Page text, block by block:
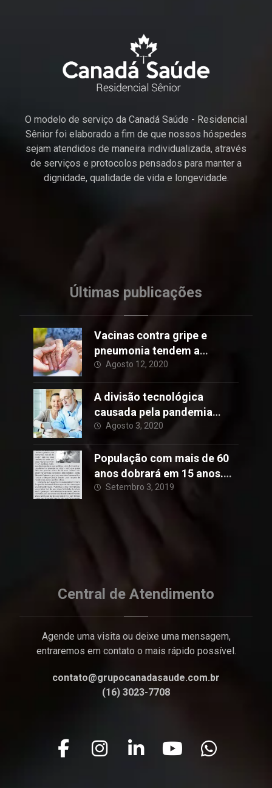
O modelo de serviço da Canadá Saúde - Residencial
Sênior foi elaborado a fim de que nossos hóspedes
sejam atendidos de maneira individualizada, através
de serviços e protocolos pensados para manter a
dignidade, qualidade de vida e longevidade.
Últimas publicações
Vacinas contra gripe e
pneumonia tendem a
reduzir o risco de Alzheimer
Agosto 12, 2020
A divisão tecnológica
causada pela pandemia
Covid-19
Agosto 3, 2020
População com mais de 60
anos dobrará em 15 anos.
Brasil está preparado para
Setembro 3, 2019
Central de Atendimento
Agende uma visita ou deixe uma mensagem,
entraremos em contato o mais rápido possível.
contato@grupocanadasaude.com.br
(16) 3023-7708